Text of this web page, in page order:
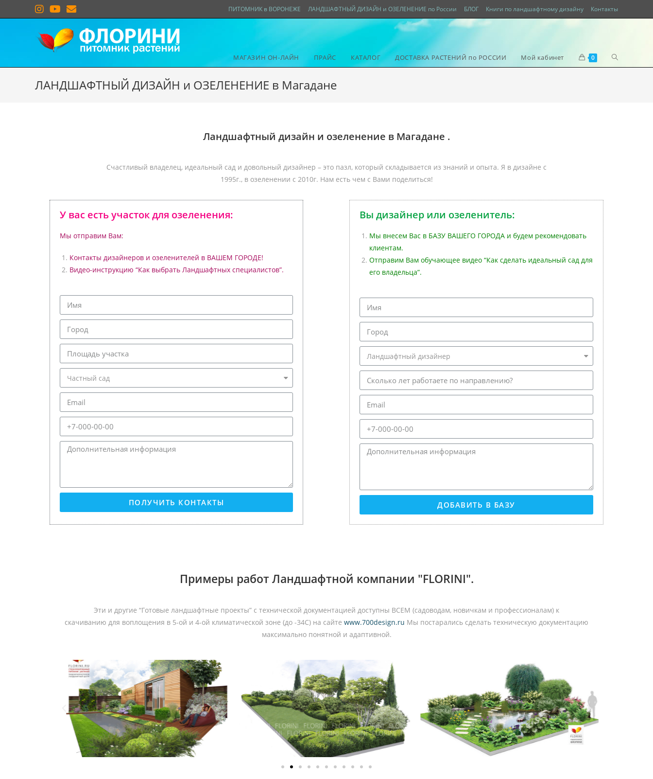
ПИТОМНИК в ВОРОНЕЖЕ ЛАНДШАФТНЫЙ ДИЗАЙН и ОЗЕЛЕНЕНИЕ по России БЛОГ Книги по ландшафтному дизайну Контакты
МАГАЗИН ОН-ЛАЙН ПРАЙС КАТАЛОГ ДОСТАВКА РАСТЕНИЙ по РОССИИ Мой кабинет 0
ЛАНДШАФТНЫЙ ДИЗАЙН и ОЗЕЛЕНЕНИЕ в Магадане
Ландшафтный дизайн и озеленение в Магадане .
Счастливый владелец, идеальный сад и довольный дизайнер – это пазл, который складывается из знаний и опыта. Я в дизайне с
1995г., в озеленении с 2010г. Нам есть чем с Вами поделиться!
У вас есть участок для озеленения:
Мы отправим Вам:
Контакты дизайнеров и озеленителей в ВАШЕМ ГОРОДЕ!
Видео-инструкцию “Как выбрать Ландшафтных специалистов”.
ПОЛУЧИТЬ КОНТАКТЫ
Вы дизайнер или озеленитель:
Мы внесем Вас в БАЗУ ВАШЕГО ГОРОДА и будем рекомендовать
клиентам.
Отправим Вам обучающее видео “Как сделать идеальный сад для
его владельца”.
ДОБАВИТЬ В БАЗУ
Примеры работ Ландшафтной компании "FLORINI".
Эти и другие “Готовые ландшафтные проекты” с технической документацией доступны ВСЕМ (садоводам, новичкам и профессионалам) к
скачиванию для воплощения в 5-ой и 4-ой климатической зоне (до -34С) на сайте www.700design.ru Мы постарались сделать техническую документацию
максимально понятной и адаптивной.